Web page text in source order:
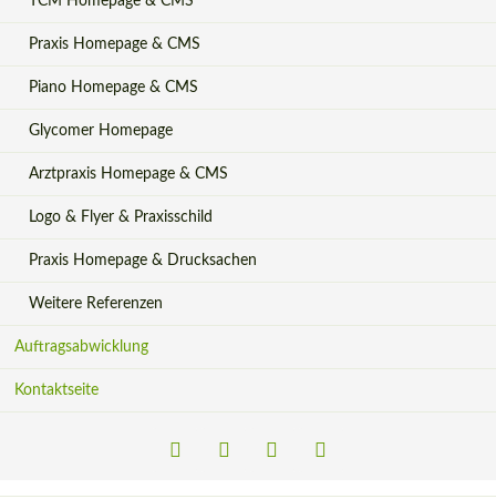
Praxis Homepage & CMS
Piano Homepage & CMS
Glycomer Homepage
Arztpraxis Homepage & CMS
Logo & Flyer & Praxisschild
Praxis Homepage & Drucksachen
Weitere Referenzen
Auftragsabwicklung
Kontaktseite